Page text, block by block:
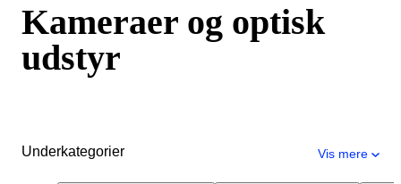
Kameraer og optisk
udstyr
Underkategorier Vis mere